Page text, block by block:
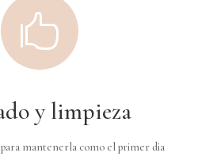

y limpieza
mantenerla como el primer dia